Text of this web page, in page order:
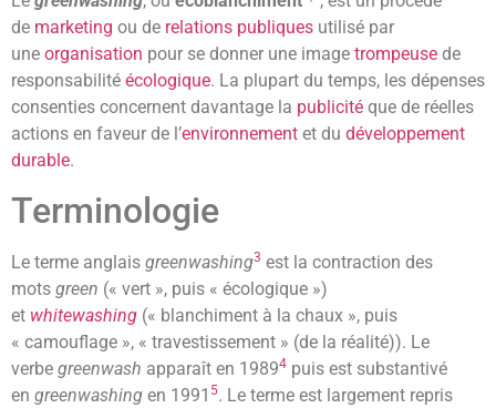
de marketing ou de relations publiques utilisé par
une organisation pour se donner une image trompeuse de
responsabilité écologique. La plupart du temps, les dépenses
consenties concernent davantage la publicité que de réelles
actions en faveur de l’environnement et du développement
durable.
Terminologie
Le terme anglais greenwashing3 est la contraction des
mots green (« vert », puis « écologique »)
et whitewashing (« blanchiment à la chaux », puis
« camouflage », « travestissement » (de la réalité)). Le
verbe greenwash apparaît en 19894 puis est substantivé
en greenwashing en 1991 5. Le terme est largement repris